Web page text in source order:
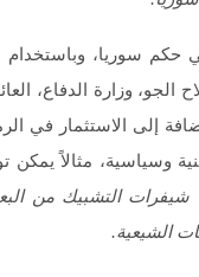
حكم سوريا،
الجو، وزارة الدفاع،
إلى الاستثمار في
وسياسية، مثالاً يمكن
التشبيك من
الشيعية.